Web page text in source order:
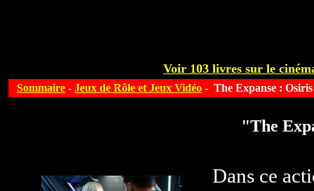
Voir 103 livres sur le
Sommaire - Jeux de Rôle et Jeux Vidéo - The Expanse :
"The
Dans ce